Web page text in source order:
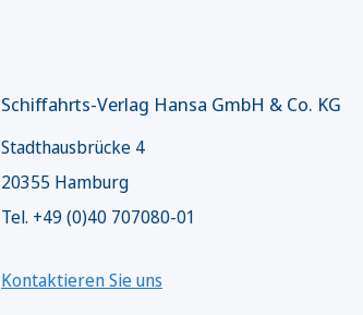
Schiffahrts-Verlag Hansa GmbH & Co. KG
Stadthausbrücke 4
20355 Hamburg
Tel. +49 (0)40 707080-01
Kontaktieren Sie uns